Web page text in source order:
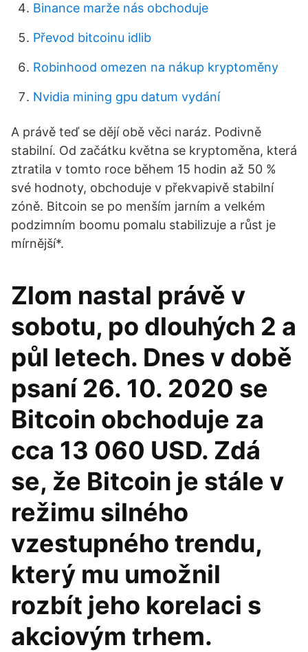
Binance marže nás obchoduje
Převod bitcoinu idlib
Robinhood omezen na nákup kryptoměny
Nvidia mining gpu datum vydání
A právě teď se dějí obě věci naráz. Podivně
stabilní. Od začátku května se kryptoměna, která
ztratila v tomto roce během 15 hodin až 50 %
své hodnoty, obchoduje v překvapivě stabilní
zóně. Bitcoin se po menším jarním a velkém
podzimním boomu pomalu stabilizuje a růst je
mírnější*.
Zlom nastal právě v
sobotu, po dlouhých 2 a
půl letech. Dnes v době
psaní 26. 10. 2020 se
Bitcoin obchoduje za
cca 13 060 USD. Zdá
se, že Bitcoin je stále v
režimu silného
vzestupného trendu,
který mu umožnil
rozbít jeho korelaci s
akciovým trhem.